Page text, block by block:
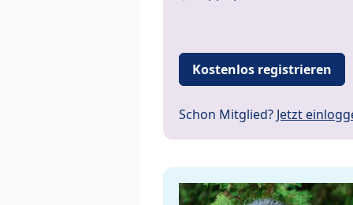
Kostenlos registrieren
Schon Mitglied? Jetzt